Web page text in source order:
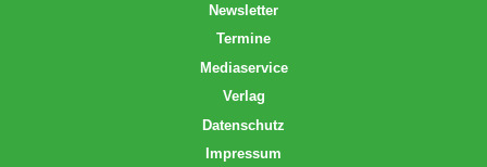
Newsletter
Termine
Mediaservice
Verlag
Datenschutz
Impressum